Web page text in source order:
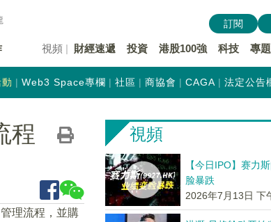
視頻 財經速遞 投資 港股100強 科技 專題
訂閱
Web3 Space專欄 社區 商協會 CAGA 法定公告
程
理流程，並購
視頻
【今日IPO】赛力
脸暴跌
2026年7月13日 下